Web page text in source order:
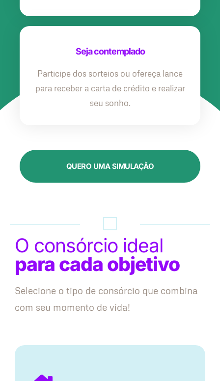
Seja contemplado
Participe dos sorteios ou ofereça lance
para receber a carta de crédito e realizar
seu sonho.
QUERO UMA SIMULAÇÃO
O consórcio ideal
para cada objetivo
Selecione o tipo de consórcio que combina
com seu momento de vida!